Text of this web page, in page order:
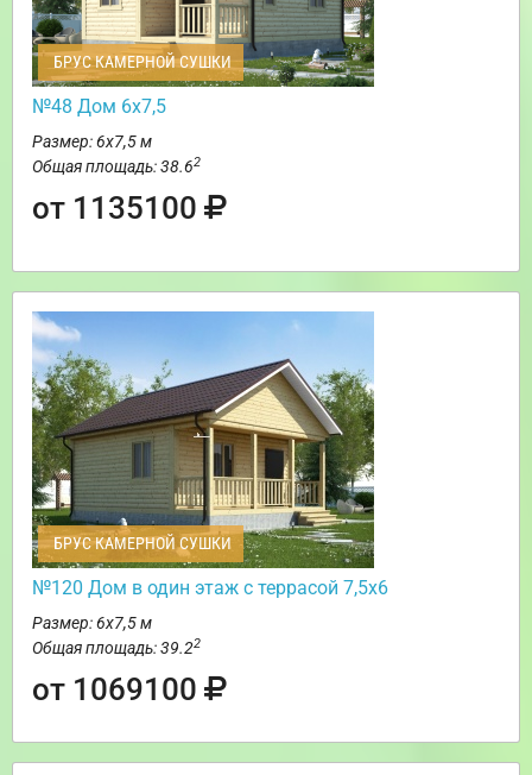
БРУС КАМЕРНОЙ СУШКИ
№48 Дом 6х7,5
Размер: 6х7,5 м
Общая площадь: 38.62
от 1135100
БРУС КАМЕРНОЙ СУШКИ
№120 Дом в один этаж с террасой 7,5х6
Размер: 6х7,5 м
Общая площадь: 39.22
от 1069100